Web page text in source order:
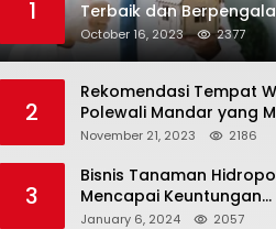
1
Terbaik dan
October 16, 2023 2377
2
Rekomendasi Tempat
Polewali Mandar yang
Jarang Dijamah
November 21, 2023 2186
3
Bisnis Tanaman
Mencapai Keuntungan
Hingga 3x Lipat
January 6, 2024 2057